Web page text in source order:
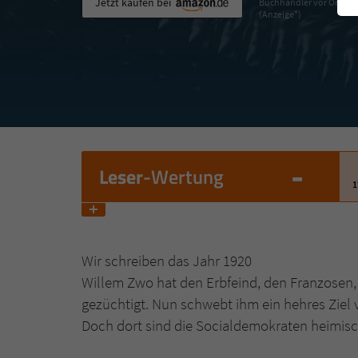
(Anzeige*)
Leser-Wertung -
Wir schreiben das Jahr 1920
Willem Zwo hat den Erbfeind, den
gezüchtigt. Nun schwebt ihm ein hehres
Doch dort sind die Socialdemokraten